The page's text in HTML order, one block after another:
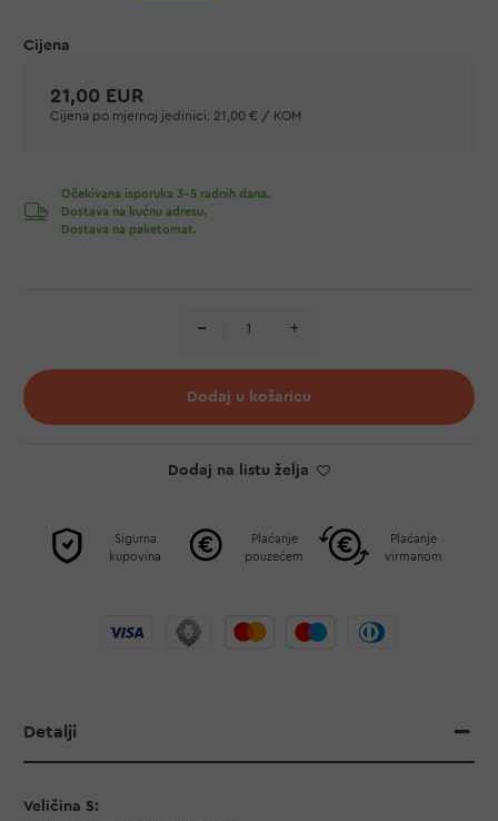
21,00 EUR
Cijena po mjernoj jedinici: 21,00 € / KOM
Očekivana isporuka 3-5 radnih dana.
Dostava na kućnu adresu.
Dostava na paketomat.
Dodaj u košaricu
Dodaj na listu želja
Sigurna
kupovina
Plaćanje
pouzećem
Plaćanje
virmanom
Detalji
Veličina S: